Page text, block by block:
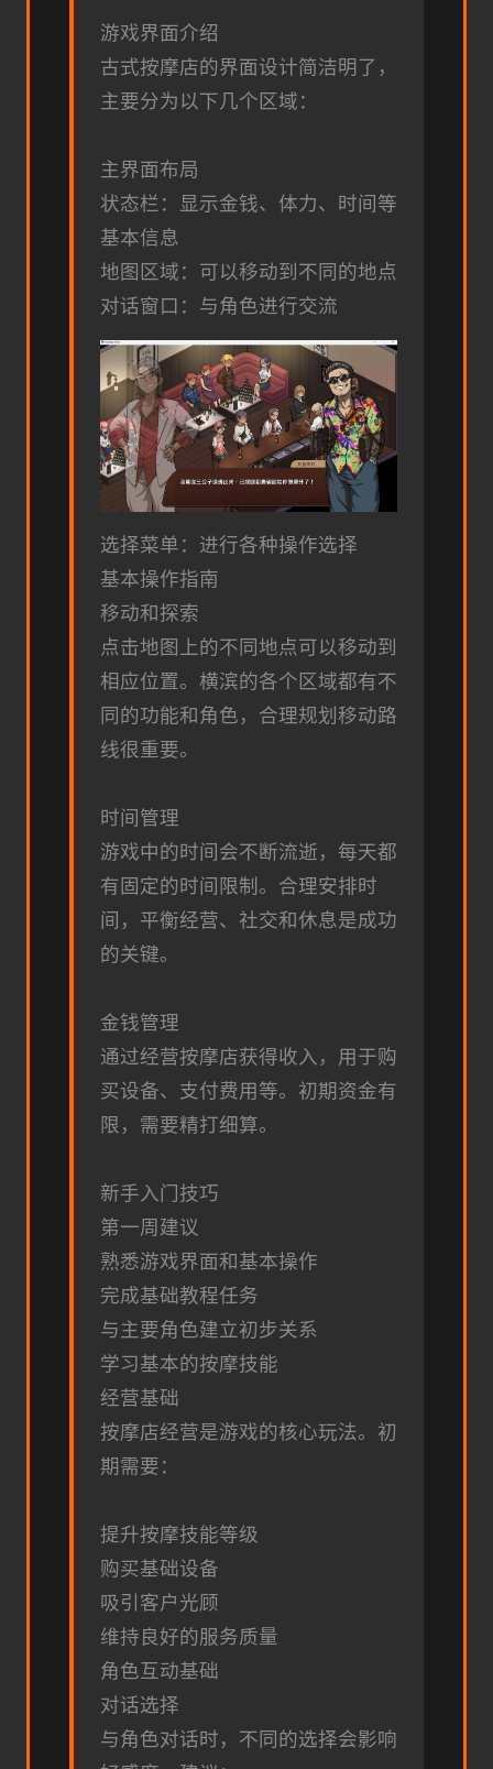
游戏界面介绍
古式按摩店的界面设计简洁明了，
主要分为以下几个区域：
主界面布局
状态栏：显示金钱、体力、时间等
基本信息
地图区域：可以移动到不同的地点
对话窗口：与角色进行交流
选择菜单：进行各种操作选择
基本操作指南
移动和探索
点击地图上的不同地点可以移动到
相应位置。横滨的各个区域都有不
同的功能和角色，合理规划移动路
线很重要。
时间管理
游戏中的时间会不断流逝，每天都
有固定的时间限制。合理安排时
间，平衡经营、社交和休息是成功
的关键。
金钱管理
通过经营按摩店获得收入，用于购
买设备、支付费用等。初期资金有
限，需要精打细算。
新手入门技巧
第一周建议
熟悉游戏界面和基本操作
完成基础教程任务
与主要角色建立初步关系
学习基本的按摩技能
经营基础
按摩店经营是游戏的核心玩法。初
期需要：
提升按摩技能等级
购买基础设备
吸引客户光顾
维持良好的服务质量
角色互动基础
对话选择
与角色对话时，不同的选择会影响